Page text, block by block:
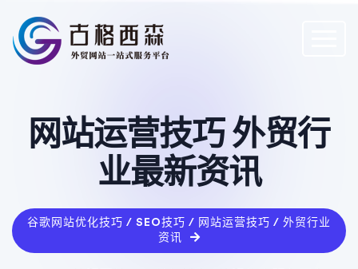
网站运营技巧 外贸行
业最新资讯
谷歌网站优化技巧 / SEO技巧 / 网站运营技巧 / 外贸行业
资讯